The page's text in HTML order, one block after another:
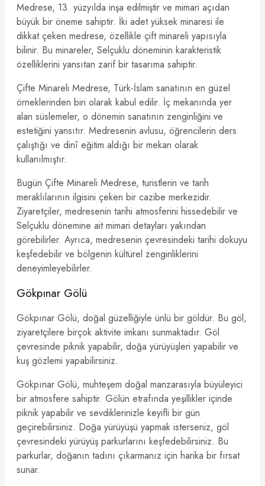
Medrese, 13. yüzyılda inşa edilmiştir ve mimari açıdan
büyük bir öneme sahiptir. İki adet yüksek minaresi ile
dikkat çeken medrese, özellikle çift minareli yapısıyla
bilinir. Bu minareler, Selçuklu döneminin karakteristik
özelliklerini yansıtan zarif bir tasarıma sahiptir.
Çifte Minareli Medrese, Türk-İslam sanatının en güzel
örneklerinden biri olarak kabul edilir. İç mekanında yer
alan süslemeler, o dönemin sanatının zenginliğini ve
estetiğini yansıtır. Medresenin avlusu, öğrencilerin ders
çalıştığı ve dinî eğitim aldığı bir mekan olarak
kullanılmıştır.
Bugün Çifte Minareli Medrese, turistlerin ve tarih
meraklılarının ilgisini çeken bir cazibe merkezidir.
Ziyaretçiler, medresenin tarihi atmosferini hissedebilir ve
Selçuklu dönemine ait mimari detayları yakından
görebilirler. Ayrıca, medresenin çevresindeki tarihi dokuyu
keşfedebilir ve bölgenin kültürel zenginliklerini
deneyimleyebilirler.
Gökpınar Gölü
Gökpınar Gölü, doğal güzelliğiyle ünlü bir göldür. Bu göl,
ziyaretçilere birçok aktivite imkanı sunmaktadır. Göl
çevresinde piknik yapabilir, doğa yürüyüşleri yapabilir ve
kuş gözlemi yapabilirsiniz.
Gökpınar Gölü, muhteşem doğal manzarasıyla büyüleyici
bir atmosfere sahiptir. Gölün etrafında yeşillikler içinde
piknik yapabilir ve sevdiklerinizle keyifli bir gün
geçirebilirsiniz. Doğa yürüyüşü yapmak isterseniz, göl
çevresindeki yürüyüş parkurlarını keşfedebilirsiniz. Bu
parkurlar, doğanın tadını çıkarmanız için harika bir fırsat
sunar.